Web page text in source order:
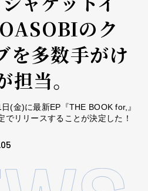
のク
を多数手がけ
当。
(金)に最新EP『THE BOOK for,』
でリリースすることが決定した！